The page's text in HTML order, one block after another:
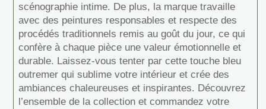
scénographie intime. De plus, la marque travaille
avec des peintures responsables et respecte des
procédés traditionnels remis au goût du jour, ce qui
confère à chaque pièce une valeur émotionnelle et
durable. Laissez-vous tenter par cette touche bleu
outremer qui sublime votre intérieur et crée des
ambiances chaleureuses et inspirantes. Découvrez
l’ensemble de la collection et commandez votre